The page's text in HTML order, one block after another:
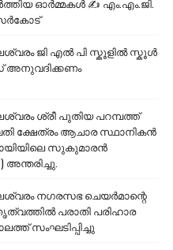
ഓർമ്മകൾ ✍️ എം.എം.ജി.
ജി എൽ പി സ്കൂളിൽ സ്കൂൾ
ശ്രീ പുതിയ പറമ്പത്ത്
ക്ഷേത്രം ആചാര സ്ഥാനികൻ
സുകുമാരൻ
അന്തരിച്ചു.
നഗരസഭ ചെയർമാന്റെ
പരാതി പരിഹാര
സംഘടിപ്പിച്ചു